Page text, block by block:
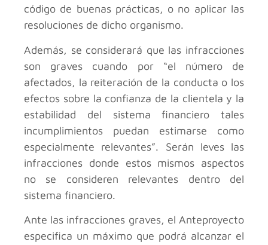
código de buenas prácticas, o no aplicar las
resoluciones de dicho organismo.
Además, se considerará que las infracciones
son graves cuando por “el número de
afectados, la reiteración de la conducta o los
efectos sobre la confianza de la clientela y la
estabilidad del sistema financiero tales
incumplimientos puedan estimarse como
especialmente relevantes”. Serán leves las
infracciones donde estos mismos aspectos
no se consideren relevantes dentro del
sistema financiero.
Ante las infracciones graves, el Anteproyecto
especifica un máximo que podrá alcanzar el